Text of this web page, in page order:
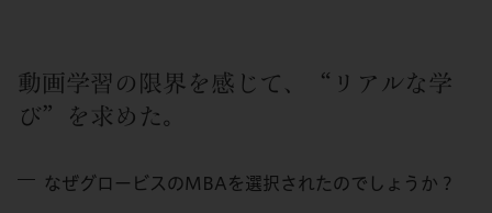
動画学習の限界を感じて、“リアルな学
び”を求めた。
なぜグロービスのMBAを選択されたのでしょうか？